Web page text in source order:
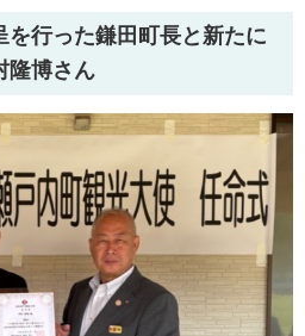
を行った鎌田町長と新たに
隆博さん